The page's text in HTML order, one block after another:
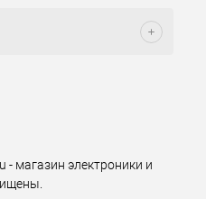
магазин электроники и